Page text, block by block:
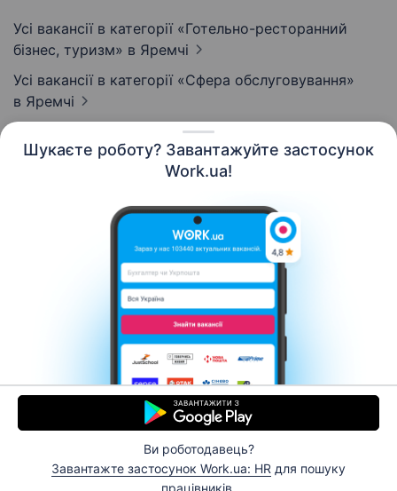
Шукаєте роботу? Завантажуйте застосунок
Work.ua!
Ви роботодавець?
Завантажте застосунок Work.ua: HR для пошуку
працівників.
Усі вакансії в категорії «Готельно-ресторанний
бізнес, туризм» в Яремчі
Усі вакансії в категорії «Сфера обслуговування»
в Яремчі
Контакти Про нас
Кар’єра
Допомога Умови використання
© 2006–2026 Work.ua. Сервіс пошуку роботи №1 в